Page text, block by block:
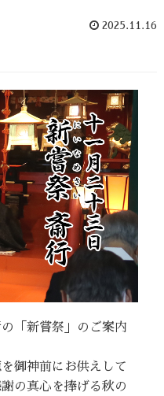
2025.11.16
「新嘗祭」のご案内
御神前にお供えして
の真心を捧げる秋の